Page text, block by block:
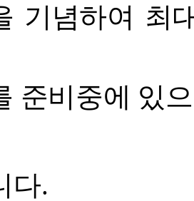
기념하여 최
준비중에 있
다.